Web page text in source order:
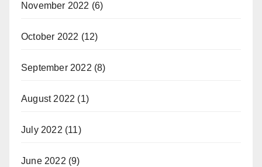
November 2022 (6)
October 2022 (12)
September 2022 (8)
August 2022 (1)
July 2022 (11)
June 2022 (9)